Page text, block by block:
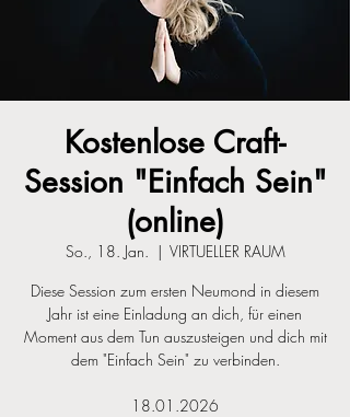
Kostenlose Craft-
Session "Einfach Sein"
(online)
So., 18. Jan.
  |
VIRTUELLER RAUM
Diese Session zum ersten Neumond in diesem
Jahr ist eine Einladung an dich, für einen
Moment aus dem Tun auszusteigen und dich mit
dem "Einfach Sein" zu verbinden.
18.01.2026